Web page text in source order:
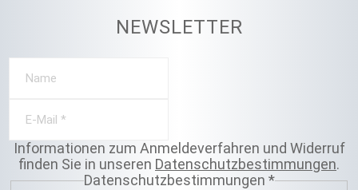
NEWSLETTER
Informationen zum Anmeldeverfahren und Widerruf
finden Sie in unseren Datenschutzbestimmungen.
Datenschutzbestimmungen *